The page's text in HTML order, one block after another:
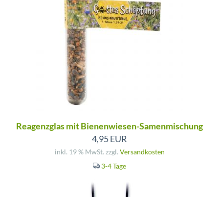
Reagenzglas mit Bienenwiesen-Samenmischung
4,95 EUR
inkl. 19 % MwSt. zzgl. Versandkosten
3-4 Tage